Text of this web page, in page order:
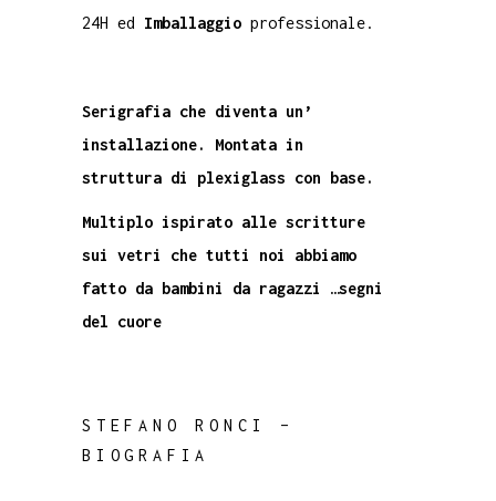
24H ed Imballaggio professionale.
Serigrafia che diventa un’
installazione. Montata in
struttura di plexiglass con base.
Multiplo ispirato alle scritture
sui vetri che tutti noi abbiamo
fatto da bambini da ragazzi …segni
del cuore
STEFANO RONCI –
BIOGRAFIA